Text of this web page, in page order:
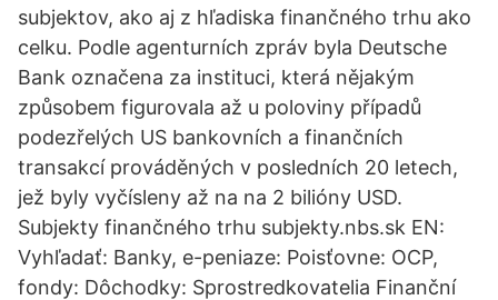
subjektov, ako aj z hľadiska finančného trhu ako
celku. Podle agenturních zpráv byla Deutsche
Bank označena za instituci, která nějakým
způsobem figurovala až u poloviny případů
podezřelých US bankovních a finančních
transakcí prováděných v posledních 20 letech,
jež byly vyčísleny až na na 2 bilióny USD.
Subjekty finančného trhu subjekty.nbs.sk EN:
Vyhľadať: Banky, e-peniaze: Poisťovne: OCP,
fondy: Dôchodky: Sprostredkovatelia Finanční